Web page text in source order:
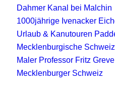
Dahmer Kanal bei Malchin
1000jährige Ivenacker
Urlaub & Kanutouren
Mecklenburgische Schweiz
Maler Professor Fritz Greve
Mecklenburger Schweiz